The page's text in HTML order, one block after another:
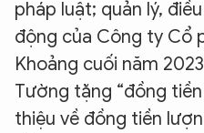
pháp luật; quản lý,
động của Công ty Cổ
Khoảng cuối năm
Tường tặng “đồng
thiệu về đồng tiền